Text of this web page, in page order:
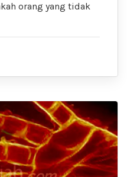
orang yang tidak